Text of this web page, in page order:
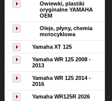
Owiewki, plastiki
oryginalne YAMAHA
OEM
Oleje, płyny, chemia
motocyklowa
Yamaha XT 125
Yamaha WR 125 2008 -
2013
Yamaha WR 125 2014 -
2016
Yamaha WR125R 2026